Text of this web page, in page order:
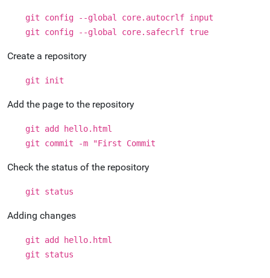
git config --global core.autocrlf input
git config --global core.safecrlf true
Create a repository
git init
Add the page to the repository
git add hello.html
git commit -m "First Commit
Check the status of the repository
git status
Adding changes
git add hello.html
git status